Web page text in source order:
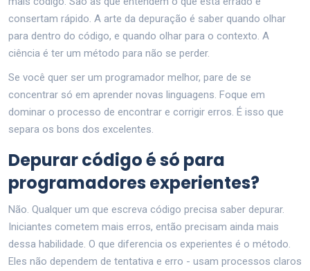
consertam rápido. A arte da depuração é saber quando olhar
para dentro do código, e quando olhar para o contexto. A
ciência é ter um método para não se perder.
Se você quer ser um programador melhor, pare de se
concentrar só em aprender novas linguagens. Foque em
dominar o processo de encontrar e corrigir erros. É isso que
separa os bons dos excelentes.
Depurar código é só para
programadores experientes?
Não. Qualquer um que escreva código precisa saber depurar.
Iniciantes cometem mais erros, então precisam ainda mais
dessa habilidade. O que diferencia os experientes é o método.
Eles não dependem de tentativa e erro - usam processos claros